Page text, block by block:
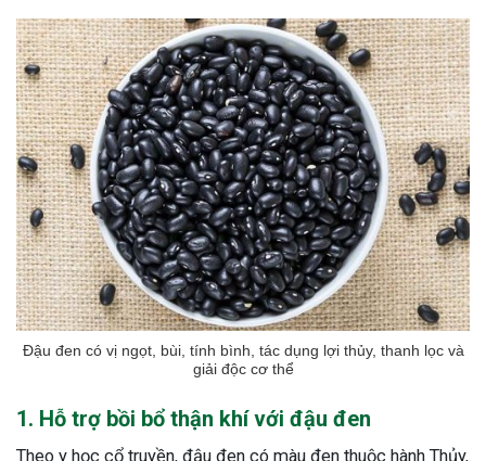
phổ biến, khiến đôi bàn tay,
của chị em trở nên khô...
Đậu đen có vị ngọt, bùi, tính bình, tác dụng lợi thủy, thanh lọc và
giải độc cơ thể
1. Hỗ trợ bồi bổ thận khí với đậu đen
Theo y học cổ truyền, đậu đen có màu đen thuộc hành Thủy,